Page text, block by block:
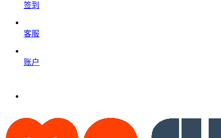
签到
客服
账户